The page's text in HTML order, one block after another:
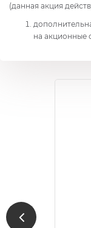
(данная акция
на акционные